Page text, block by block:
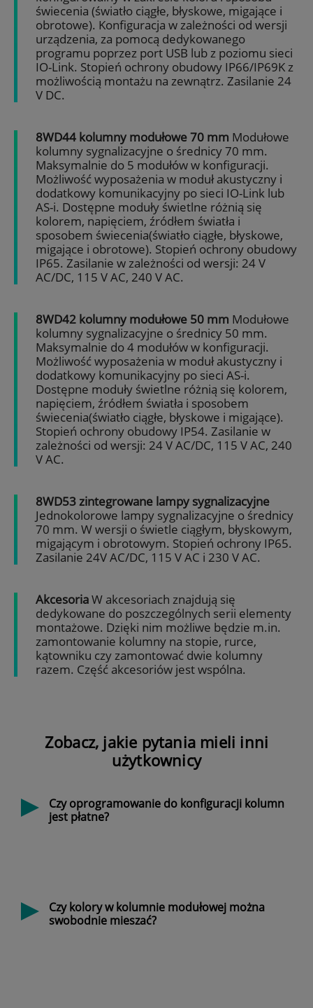
świecenia (światło ciągłe, błyskowe, migające i
obrotowe). Konfiguracja w zależności od wersji
urządzenia, za pomocą dedykowanego
programu poprzez port USB lub z poziomu sieci
IO-Link. Stopień ochrony obudowy IP66/IP69K z
możliwością montażu na zewnątrz. Zasilanie 24
V DC.
8WD44 kolumny modułowe 70 mm Modułowe
kolumny sygnalizacyjne o średnicy 70 mm.
Maksymalnie do 5 modułów w konfiguracji.
Możliwość wyposażenia w moduł akustyczny i
dodatkowy komunikacyjny po sieci IO-Link lub
AS-i. Dostępne moduły świetlne różnią się
kolorem, napięciem, źródłem światła i
sposobem świecenia(światło ciągłe, błyskowe,
migające i obrotowe). Stopień ochrony obudowy
IP65. Zasilanie w zależności od wersji: 24 V
AC/DC, 115 V AC, 240 V AC.
8WD42 kolumny modułowe 50 mm Modułowe
kolumny sygnalizacyjne o średnicy 50 mm.
Maksymalnie do 4 modułów w konfiguracji.
Możliwość wyposażenia w moduł akustyczny i
dodatkowy komunikacyjny po sieci AS-i.
Dostępne moduły świetlne różnią się kolorem,
napięciem, źródłem światła i sposobem
świecenia(światło ciągłe, błyskowe i migające).
Stopień ochrony obudowy IP54. Zasilanie w
zależności od wersji: 24 V AC/DC, 115 V AC, 240
V AC.
8WD53 zintegrowane lampy sygnalizacyjne
Jednokolorowe lampy sygnalizacyjne o średnicy
70 mm. W wersji o świetle ciągłym, błyskowym,
migającym i obrotowym. Stopień ochrony IP65.
Zasilanie 24V AC/DC, 115 V AC i 230 V AC.
AkcesoriaW akcesoriach znajdują się
dedykowane do poszczególnych serii elementy
montażowe. Dzięki nim możliwe będzie m.in.
zamontowanie kolumny na stopie, rurce,
kątowniku czy zamontować dwie kolumny
razem. Część akcesoriów jest wspólna.
Zobacz, jakie pytania mieli inni
użytkownicy
Czy oprogramowanie do konfiguracji kolumn
jest płatne?
Czy kolory w kolumnie modułowej można
swobodnie mieszać?